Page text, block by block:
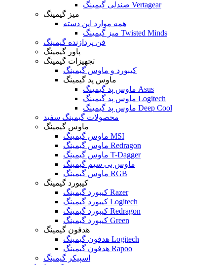
صندلی گیمینگ Vertagear
میز گیمینگ
همه موارد این دسته
میز گیمینگ Twisted Minds
فن پردازنده گیمینگ
پاور گیمینگ
تجهیزات گیمینگ
کیبورد و ماوس گیمینگ
ماوس پد گیمینگ
ماوس پد گیمینگ Asus
ماوس پد گیمینگ Logitech
ماوس پد گیمینگ Deep Cool
محصولات گیمینگ سفید
ماوس گیمینگ
ماوس گیمینگ MSI
ماوس گیمینگ Redragon
ماوس گیمینگ T-Dagger
ماوس بی سیم گیمینگ
ماوس گیمینگ RGB
کیبورد گیمینگ
کیبورد گیمینگ Razer
کیبورد گیمینگ Logitech
کیبورد گیمینگ Redragon
کیبورد گیمینگ Green
هدفون گیمینگ
هدفون گیمینگ Logitech
هدفون گیمینگ Rapoo
اسپیکر گیمینگ